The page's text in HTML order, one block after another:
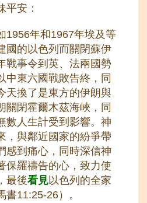
平安：
1956年和1967年埃及等
國的以色列而關閉蘇伊
戰事令到英、法兩國勢
中東六國戰敗告終，同
天換了是東方的伊朗與
關閉霍爾木茲海峽，同
數人生計受到影響。神
，與鄰近國家的紛爭帶
感到痛心，同時深信神
保羅禱告的心，致力使
最後看見以色列的全家
書11:25-26）。